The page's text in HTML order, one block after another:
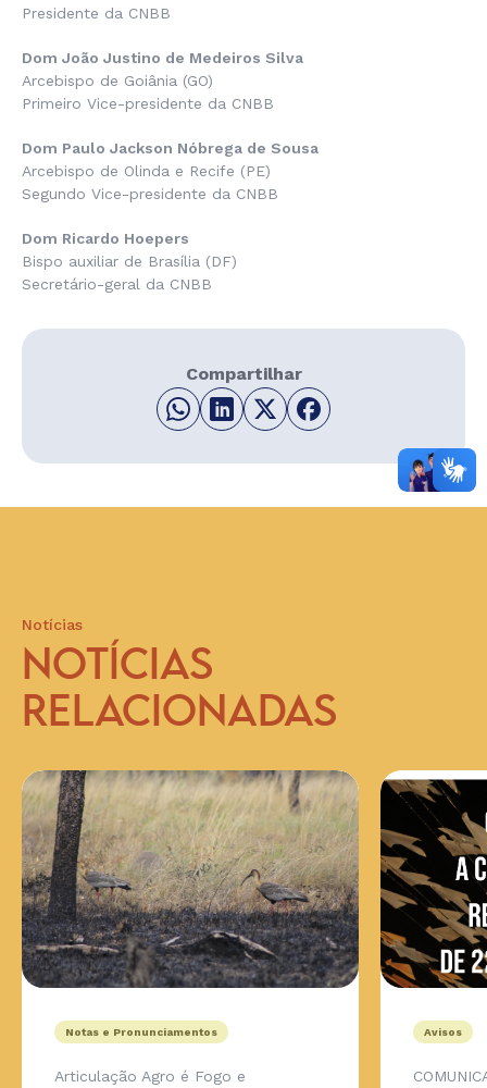
Presidente da CNBB
Dom João Justino de Medeiros Silva
Arcebispo de Goiânia (GO)
Primeiro Vice-presidente da CNBB
Dom Paulo Jackson Nóbrega de Sousa
Arcebispo de Olinda e Recife (PE)
Segundo Vice-presidente da CNBB
Dom Ricardo Hoepers
Bispo auxiliar de Brasília (DF)
Secretário-geral da CNBB
Compartilhar
Notícias
NOTÍCIAS
RELACIONADAS
Notas e Pronunciamentos
Articulação Agro é Fogo e
Avisos